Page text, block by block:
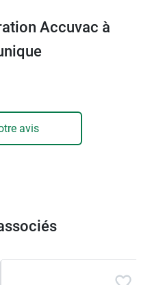
tous les types de
ou des adultes.
médicales
défibrillation, ou
à ses clients
:
Accuvac à
avis